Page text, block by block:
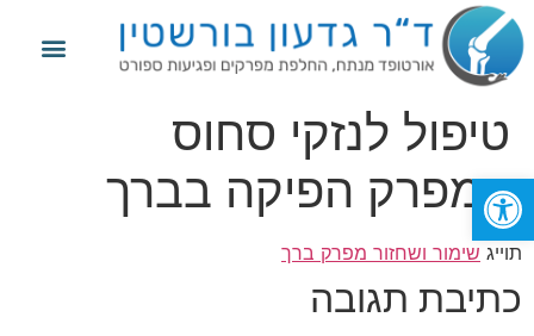
פתח סרגל נגישות
טיפול לנזקי סחוס
במפרק הפיקה בברך
תוייג שימור ושחזור מפרק ברך
כתיבת תגובה